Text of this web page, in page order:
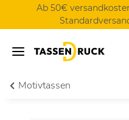
Ab 50€
Motivtassen